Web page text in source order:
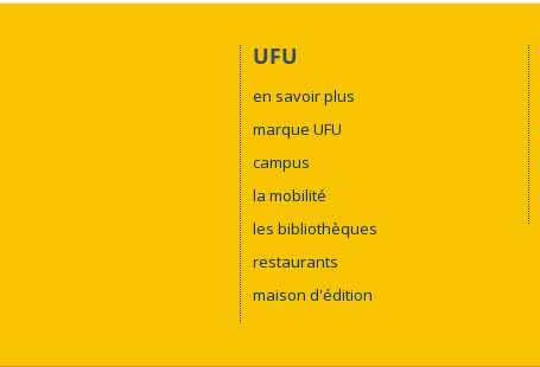
UFU
en savoir plus
marque UFU
campus
la mobilité
les bibliothèques
restaurants
maison d'édition